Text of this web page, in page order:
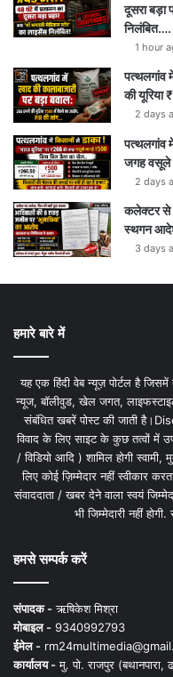
दूसरा बड़ा
निलंबित….
1 hour
पत्थलगांव
की
2 days
पत्थलगांव
जगह वसूले
2 days
कलेक्टर से
स्थगन
3 days
हमारे बारे में
यह एक हिंदी वेब न्यूज़ पोर्टल है
न्यूज, बॉलीवुड, खेल जगत,
संबंधित खबरें पोस्ट की जाती
विवाद के लिए साइट के कुछ तत्वों में
/ विडियो आदि ) शामिल होगी
लिए कोई ज़िम्मेदार नहीं स्वीकार
संवाददाता / खबर देने वाला स्वयं
भी जिम्मेदारी नहीं
हमसे सम्पर्क करें
संपादक -ऋषिकेश मिश्रा
मोबाइल - 9340992793
ईमेल -
कार्यालय -मु. पो. राजपुर (बथानपारा,